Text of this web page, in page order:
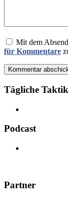
Mit dem
für Kommentare
Kommentar
Tägliche
Podcast
Partner